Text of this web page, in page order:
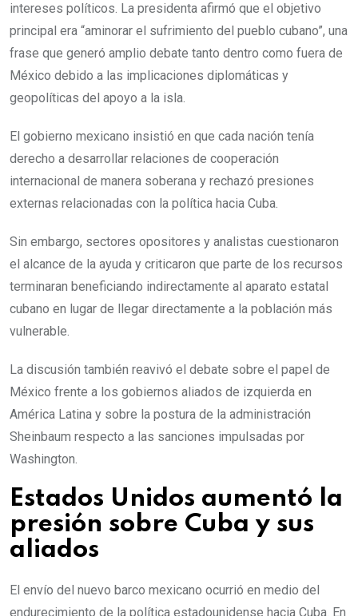
intereses políticos. La presidenta afirmó que el objetivo
principal era “aminorar el sufrimiento del pueblo cubano”, una
frase que generó amplio debate tanto dentro como fuera de
México debido a las implicaciones diplomáticas y
geopolíticas del apoyo a la isla.
El gobierno mexicano insistió en que cada nación tenía
derecho a desarrollar relaciones de cooperación
internacional de manera soberana y rechazó presiones
externas relacionadas con la política hacia Cuba.
Sin embargo, sectores opositores y analistas cuestionaron
el alcance de la ayuda y criticaron que parte de los recursos
terminaran beneficiando indirectamente al aparato estatal
cubano en lugar de llegar directamente a la población más
vulnerable.
La discusión también reavivó el debate sobre el papel de
México frente a los gobiernos aliados de izquierda en
América Latina y sobre la postura de la administración
Sheinbaum respecto a las sanciones impulsadas por
Washington.
Estados Unidos aumentó la
presión sobre Cuba y sus
aliados
El envío del nuevo barco mexicano ocurrió en medio del
endurecimiento de la política estadounidense hacia Cuba. En